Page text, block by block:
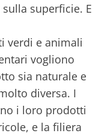
superficie. E
verdi e animali
vogliono
sia naturale e
diversa. I
i loro prodotti
e la filiera